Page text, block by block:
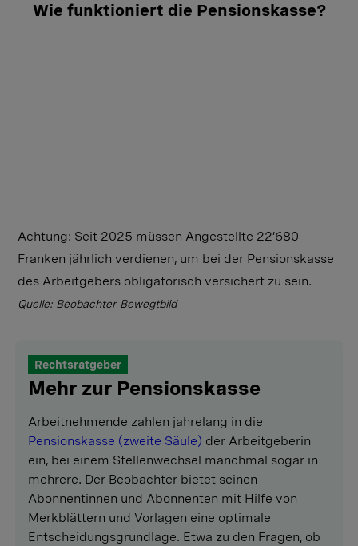
Wie funktioniert die Pensionskasse?
Achtung: Seit 2025 müssen Angestellte 22’680
Franken jährlich verdienen, um bei der Pensionskasse
des Arbeitgebers obligatorisch versichert zu sein.
Quelle: Beobachter Bewegtbild
Rechtsratgeber
Mehr zur Pensionskasse
Arbeitnehmende zahlen jahrelang in die
Pensionskasse (zweite Säule) der Arbeitgeberin
ein, bei einem Stellenwechsel manchmal sogar in
mehrere. Der Beobachter bietet seinen
Abonnentinnen und Abonnenten mit Hilfe von
Merkblättern und Vorlagen eine optimale
Entscheidungsgrundlage. Etwa zu den Fragen, ob